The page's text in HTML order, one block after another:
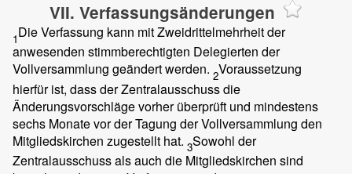
VII. Verfassungsänderungen
1Die Verfassung kann mit Zweidrittelmehrheit der
anwesenden stimmberechtigten Delegierten der
Vollversammlung geändert werden. 2Voraussetzung
hierfür ist, dass der Zentralausschuss die
Änderungsvorschläge vorher überprüft und mindestens
sechs Monate vor der Tagung der Vollversammlung den
Mitgliedskirchen zugestellt hat. 3Sowohl der
Zentralausschuss als auch die Mitgliedskirchen sind